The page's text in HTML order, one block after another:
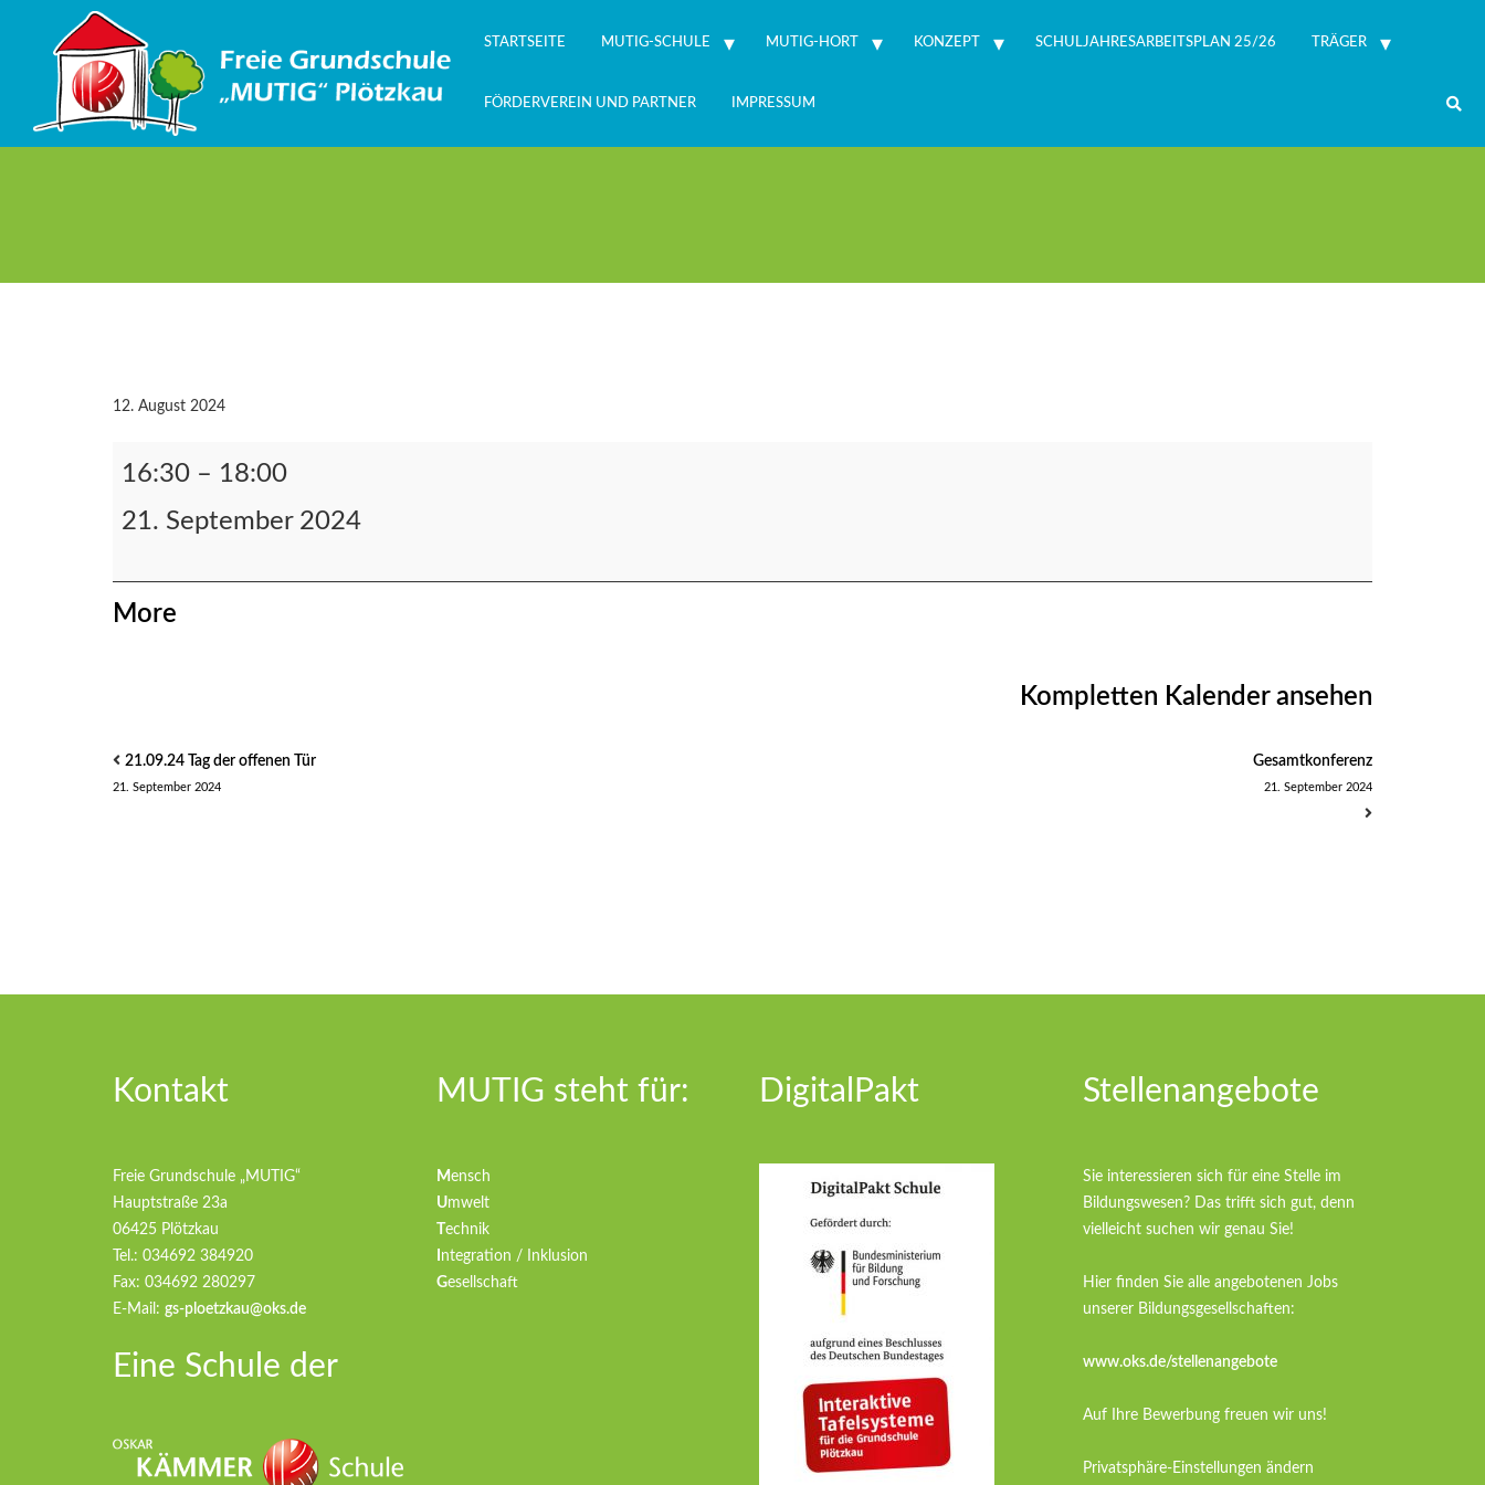
STARTSEITE MUTIG-SCHULE MUTIG-HORT KONZEPT SCHULJAHRESARBEITSPLAN 25/26 TRÄGER
FÖRDERVEREIN UND PARTNER IMPRESSUM
12. August 2024
Schulelternrat
16:30 – 18:00
21. September 2024
More
Kompletten Kalender ansehen
21.09.24 Tag der offenen Tür
21. September 2024
Gesamtkonferenz
21. September 2024
Kontakt
Freie Grundschule „MUTIG“
Hauptstraße 23a
06425 Plötzkau
Tel.: 034692 384920
Fax: 034692 280297
E-Mail: gs-ploetzkau@oks.de
Eine Schule der
MUTIG steht für:
Mensch
Umwelt
echnik
ntegration / Inklusion
Gesellschaft
DigitalPakt Stellenangebote
Sie interessieren sich für eine Stelle im
Bildungswesen? Das trifft sich gut, denn
vielleicht suchen wir genau Sie!
Hier finden Sie alle angebotenen Jobs
unserer Bildungsgesellschaften:
www.oks.de/stellenangebote
Auf Ihre Bewerbung freuen wir uns!
Privatsphäre-Einstellungen ändern